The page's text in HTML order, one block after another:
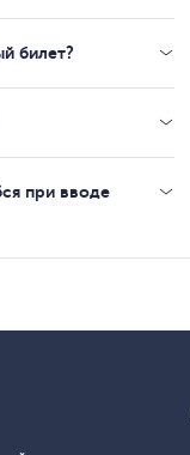
билет?
при вводе